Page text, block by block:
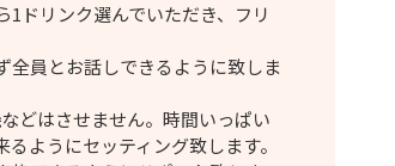
1ドリンク選んでいただき、フリ
全員とお話しできるように致しま
どはさせません。時間いっぱい
ようにセッティング致します。